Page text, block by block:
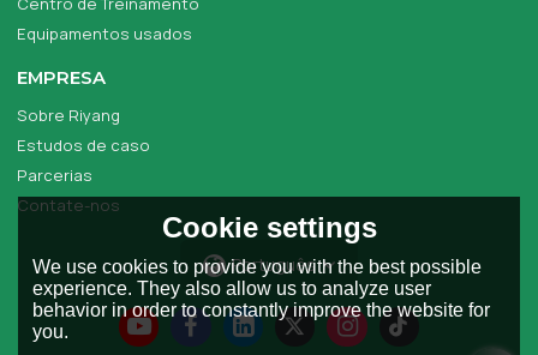
Equipamentos usados
EMPRESA
Sobre Riyang
Estudos de caso
Parcerias
Contate-nos
Português
Cookie settings
We use cookies to provide you with the best possible
experience. They also allow us to analyze user
behavior in order to constantly improve the website for
you.